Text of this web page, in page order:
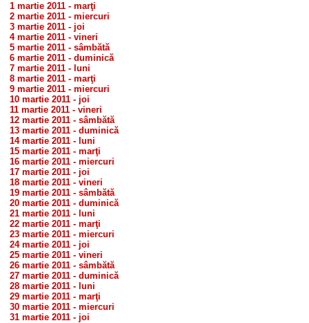
1 martie 2011 - marţi
2 martie 2011 - miercuri
3 martie 2011 - joi
4 martie 2011 - vineri
5 martie 2011 - sâmbătă
6 martie 2011 - duminică
7 martie 2011 - luni
8 martie 2011 - marţi
9 martie 2011 - miercuri
10 martie 2011 - joi
11 martie 2011 - vineri
12 martie 2011 - sâmbătă
13 martie 2011 - duminică
14 martie 2011 - luni
15 martie 2011 - marţi
16 martie 2011 - miercuri
17 martie 2011 - joi
18 martie 2011 - vineri
19 martie 2011 - sâmbătă
20 martie 2011 - duminică
21 martie 2011 - luni
22 martie 2011 - marţi
23 martie 2011 - miercuri
24 martie 2011 - joi
25 martie 2011 - vineri
26 martie 2011 - sâmbătă
27 martie 2011 - duminică
28 martie 2011 - luni
29 martie 2011 - marţi
30 martie 2011 - miercuri
31 martie 2011 - joi